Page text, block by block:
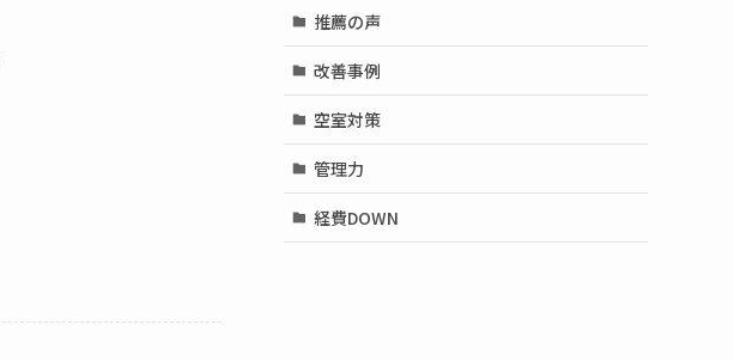
推薦の声
改善事例
空室対策
管理力
経費DOWN